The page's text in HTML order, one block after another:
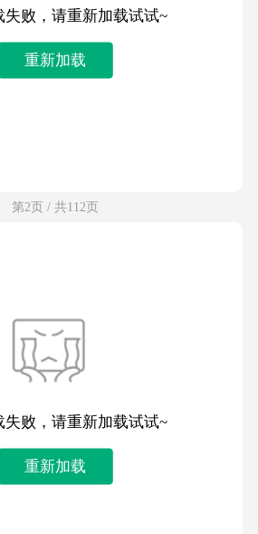
失败，请重新加载试试~
重新加载
第2页 / 共112页
失败，请重新加载试试~
重新加载